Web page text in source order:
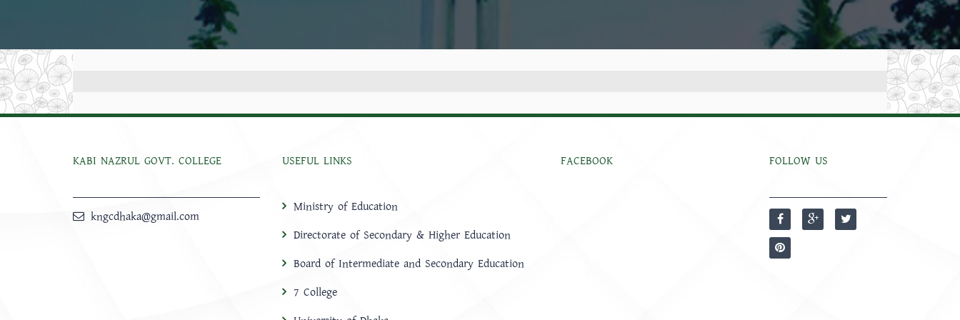
KABI NAZRUL GOVT. COLLEGE
kngcdhaka@gmail.com
USEFUL LINKS
Ministry of Education
Directorate of Secondary & Higher Education
Board of Intermediate and Secondary Education
7 College
FACEBOOK FOLLOW US